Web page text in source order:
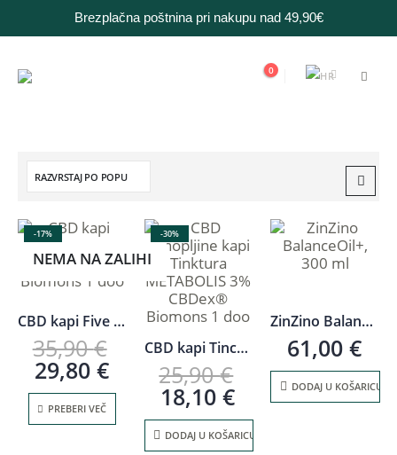
Brezplačna poštnina pri nakupu nad 49,90€
0
-17%
NEMA NA ZALIHI
CBD kapi Five 5% CBDex®, CBD ulje
35,90€
29,80 €
PREBERI VEČ
-30%
CBD kapi Tinctura METABOLIS 3% CBDex® s biljem
25,90€
18,10€
DODAJ U KOŠARICU
ZinZino BalanceOil+, 300 ml
61,00€
DODAJ U KOŠARICU